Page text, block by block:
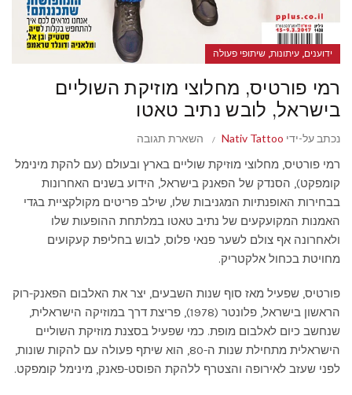
ידוענים, עיתונות, שיתופי פעולה
רמי פורטיס, מחלוצי מוזיקת השוליים
בישראל, לובש נתיב טאטו
נכתב על-ידי Nativ Tattoo השארת תגובה
רמי פורטיס, מחלוצי מוזיקת שוליים בארץ ובעולם (עם להקת מינימל
קומפקט), הסנדק של הפאנק בישראל, הידוע בשנים האחרונות
בבחירות האופנתיות המגניבות שלו, שילב פריטים מקולקציית בגדי
האמנות המקועקעים של נתיב טאטו במלתחת ההופעות שלו
ולאחרונה אף צולם לשער פנאי פלוס, לבוש בחליפת קעקועים
מחויטת בכחול אלקטריק.
פורטיס, שפעיל מאז סוף שנות השבעים, יצר את האלבום הפאנק-רוק
הראשון בישראל, פלונטר (1978), פריצת דרך במוזיקה הישראלית,
שנחשב כיום לאלבום מופת. כמי שפעיל בסצנת מוזיקת השוליים
הישראלית מתחילת שנות ה-80, הוא שיתף פעולה עם להקות שונות,
לפני שעזב לאירופה והצטרף ללהקת הפוסט-פאנק, מינימל קומפקט.